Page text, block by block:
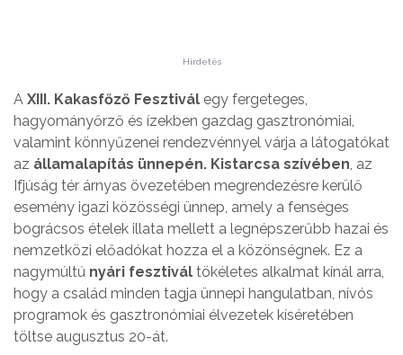
Hirdetés
A XIII. Kakasfőző Fesztivál egy fergeteges,
hagyományőrző és ízekben gazdag gasztronómiai,
valamint könnyűzenei rendezvénnyel várja a látogatókat
az államalapítás ünnepén. Kistarcsa szívében, az
Ifjúság tér árnyas övezetében megrendezésre kerülő
esemény igazi közösségi ünnep, amely a fenséges
bográcsos ételek illata mellett a legnépszerűbb hazai és
nemzetközi előadókat hozza el a közönségnek. Ez a
nagymúltú nyári fesztivál tökéletes alkalmat kínál arra,
hogy a család minden tagja ünnepi hangulatban, nívós
programok és gasztronómiai élvezetek kíséretében
töltse augusztus 20-át.